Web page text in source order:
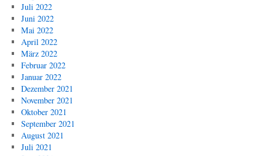
Juli 2022
Juni 2022
Mai 2022
April 2022
März 2022
Februar 2022
Januar 2022
Dezember 2021
November 2021
Oktober 2021
September 2021
August 2021
Juli 2021